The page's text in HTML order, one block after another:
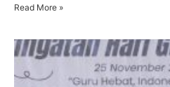
Read More »